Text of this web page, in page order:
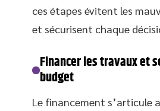
ces étapes évitent les
et sécurisent chaque
Financer les travaux et
budget
Le financement s’articule